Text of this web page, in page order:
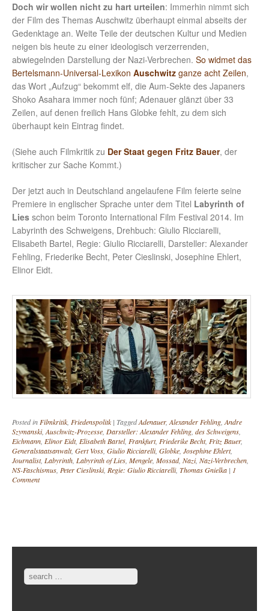
Doch wir wollen nicht zu hart urteilen: Immerhin nimmt sich
der Film des Themas Auschwitz überhaupt einmal abseits der
Gedenktage an. Weite Teile der deutschen Kultur und Medien
neigen bis heute zu einer ideologisch verzerrenden,
abwiegelnden Darstellung der Nazi-Verbrechen. So widmet das
Bertelsmann-Universal-Lexikon Auschwitz ganze acht Zeilen,
das Wort „Aufzug“ bekommt elf, die Aum-Sekte des Japaners
Shoko Asahara immer noch fünf; Adenauer glänzt über 33
Zeilen, auf denen freilich Hans Globke fehlt, zu dem sich
überhaupt kein Eintrag findet.
(Siehe auch Filmkritik zu Der Staat gegen Fritz Bauer, der
kritischer zur Sache Kommt.)
Der jetzt auch in Deutschland angelaufene Film feierte seine
Premiere in englischer Sprache unter dem Titel Labyrinth of
Lies schon beim Toronto International Film Festival 2014. Im
Labyrinth des Schweigens, Drehbuch: Giulio Ricciarelli,
Elisabeth Bartel, Regie: Giulio Ricciarelli, Darsteller: Alexander
Fehling, Friederike Becht, Peter Cieslinski, Josephine Ehlert,
Elinor Eidt.
Posted in Filmkritik Friedenspolitk | TaggedAdenauer, Alexander Fehling Andre
Szymanski, Auschwitz-Prozesse Darsteller: Alexander Fehling des Schweigens
Eichmann Elinor Eidt, Elisabeth Bartel, Frankfurt, Friederike Becht, Fritz Bauer,
Generalstaatsanwalt, Gert Voss Giulio Ricciarelli, Globke Josephine Ehlert,
Journalist, Labyrinth Labyrinth of Lies Mengele Mossad, Nazi, Nazi-Verbrechen
NS-Faschismus Peter Cieslinski, Regie: Giulio Ricciarelli, Thomas Gnielka | 1
Comment
Post navigation
Search